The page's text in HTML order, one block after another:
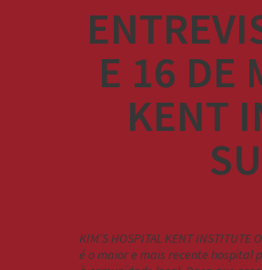
E 16 DE
KENT
KIM’S HOSPITAL KENT
é o maior e mais recente hospital